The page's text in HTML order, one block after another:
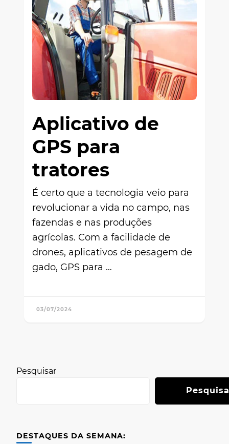
Aplicativo de
GPS para
tratores
É certo que a tecnologia veio para
revolucionar a vida no campo, nas
fazendas e nas produções
agrícolas. Com a facilidade de
drones, aplicativos de pesagem de
gado, GPS para …
03/07/2024
Pesquisar
DESTAQUES DA SEMANA: